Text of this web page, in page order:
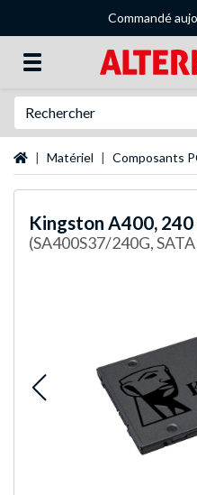
Commandé
Page d'accueil
Matériel Composants
Kingston A400, 240
(SA400S37/240G,